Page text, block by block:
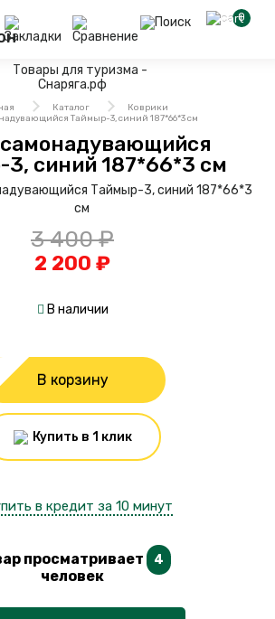
0
Каталог
Коврики
Таймыр-3, синий 187*66*3 см
синий 187*66*3 см
3 400 ₽
2 200 ₽
В наличии
В корзину
Купить в 1 клик
в кредит за 10 минут
просматривает 4
человек